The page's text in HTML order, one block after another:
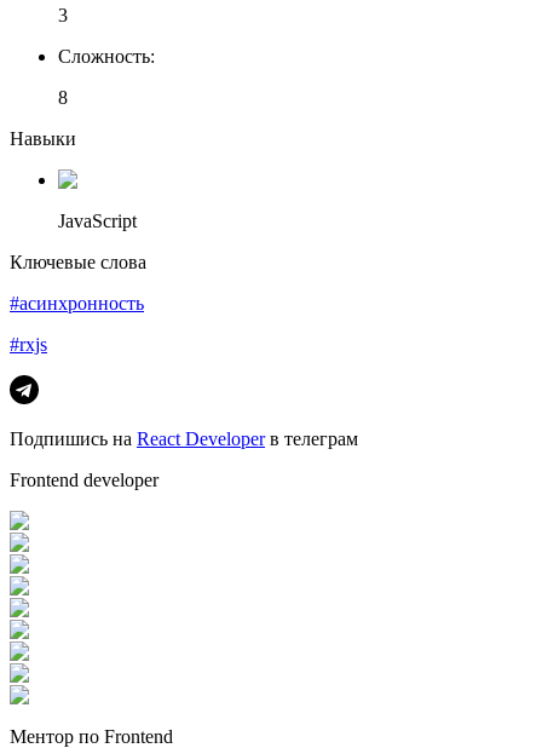
3
Сложность:
8
Навыки
JavaScript
Ключевые слова
#асинхронность
#rxjs
Подпишись на React Developerв телеграм
Frontend developer
Ментор по Frontend